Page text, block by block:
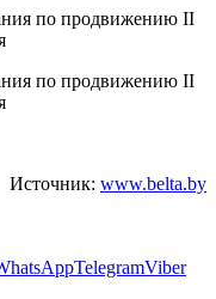
Источник: www.belta.by
TelegramViber